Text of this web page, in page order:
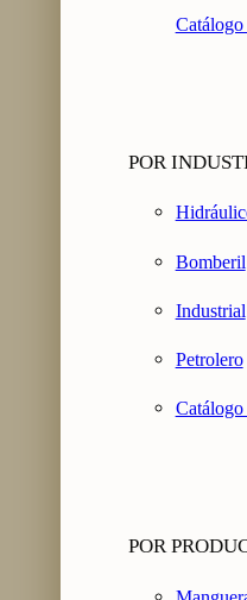
Catálogo
POR
Bomberil
Industrial
Petrolero
POR